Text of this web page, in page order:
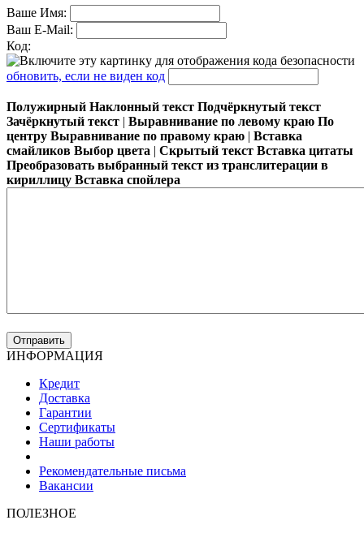
Ваше Имя:
Ваш E-Mail:
Код:
обновить, если не виден код
Полужирный Наклонный текст Подчёркнутый текст
Зачёркнутый текст | Выравнивание по левому краю По
центру Выравнивание по правому краю | Вставка
смайликов Выбор цвета | Скрытый текст Вставка цитаты
Преобразовать выбранный текст из транслитерации в
кириллицу Вставка спойлера
ИНФОРМАЦИЯ
Кредит
Доставка
Гарантии
Сертификаты
Наши работы
Рекомендательные письма
Вакансии
ПОЛЕЗНОЕ